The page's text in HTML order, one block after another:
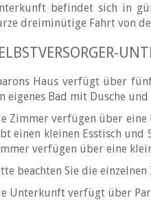
befindet sich in
dreiminütige Fahrt von
Haus verfügt über
eigenes Bad mit Dusche
Zimmer verfügen über eine
einen kleinen Esstisch und
verfügen über eine
beachten Sie die
Unterkunft verfügt über